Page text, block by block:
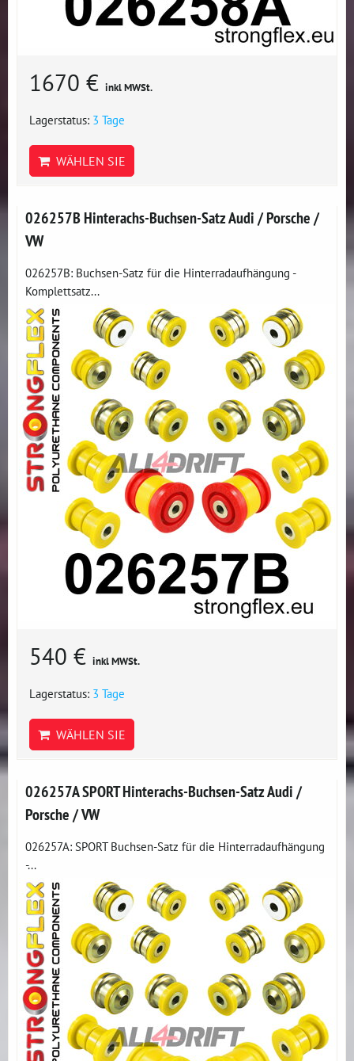
1670 € inkl MWSt.
Lagerstatus: 3 Tage
WÄHLEN SIE
026257B Hinterachs-Buchsen-Satz Audi / Porsche /
VW
026257B: Buchsen-Satz für die Hinterradaufhängung -
Komplettsatz...
540 € inkl MWSt.
Lagerstatus: 3 Tage
WÄHLEN SIE
026257A SPORT Hinterachs-Buchsen-Satz Audi /
Porsche / VW
026257A: SPORT Buchsen-Satz für die Hinterradaufhängung
-...